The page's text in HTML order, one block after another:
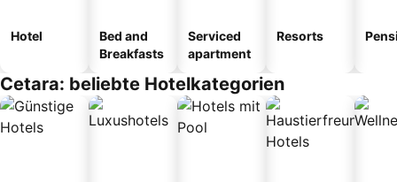
Hotel
Bed and
Breakfasts
Serviced
apartment
Resorts
Cetara: beliebte Hotelkategorien